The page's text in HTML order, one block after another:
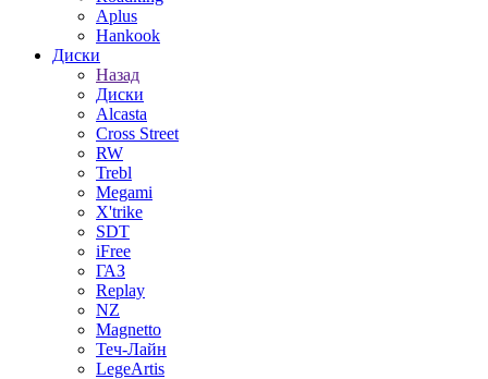
Aplus
Hankook
Диски
Назад
Диски
Alcasta
Cross Street
RW
Trebl
Megami
X'trike
SDT
iFree
ГАЗ
Replay
NZ
Magnetto
Теч-Лайн
LegeArtis